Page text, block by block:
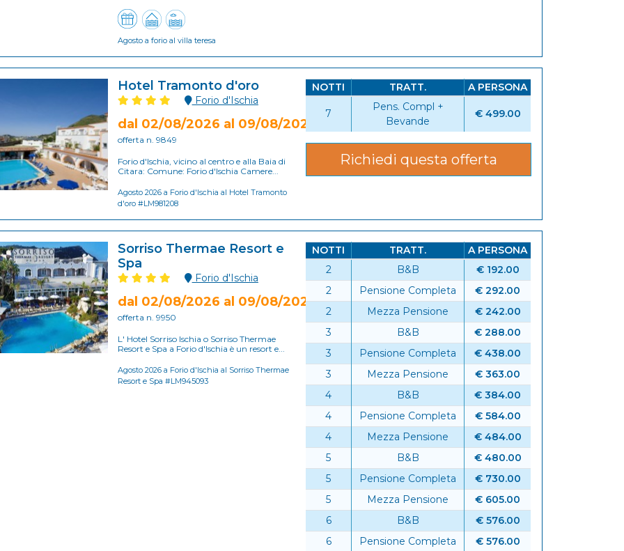
Agosto a forio al villa teresa
Hotel Tramonto d'oro
Forio d'Ischia
dal 02/08/2026 al 09/08/2026
offerta n. 9849
Forio d'Ischia, vicino al centro e alla Baia di
Citara: Comune: Forio d'Ischia Camere...
Agosto 2026 a Forio d'Ischia al Hotel Tramonto
d'oro #LM981208
NOTTI TRATT. A PERSONA
7
Pens. Compl +
Bevande
€ 499.00
Richiedi questa offerta
Sorriso Thermae Resort e
Spa
Forio d'Ischia
dal 02/08/2026 al 09/08/2026
offerta n. 9950
L' Hotel Sorriso Ischia o Sorriso Thermae
Resort e Spa a Forio d'Ischia è un resort e...
Agosto 2026 a Forio d'Ischia al Sorriso Thermae
Resort e Spa #LM945093
NOTTI TRATT.
A PERSONA
2
B&B
€ 192.00
2
Pensione Completa
€ 292.00
2
Mezza Pensione
€ 242.00
3
B&B
€ 288.00
3
Pensione Completa
€ 438.00
3
Mezza Pensione
€ 363.00
4
B&B
€ 384.00
4
Pensione Completa
€ 584.00
4
Mezza Pensione
€ 484.00
5
B&B
€ 480.00
5
Pensione Completa
€ 730.00
5
Mezza Pensione
€ 605.00
6
B&B
€ 576.00
6
Pensione Completa € 576.00